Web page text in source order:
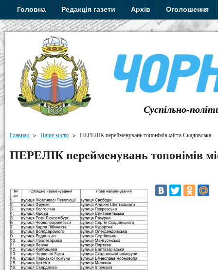
Головна Редакція газети Архів Оголошення
Суспільно-
Главная > Наше місто > ПЕРЕЛІК перейменувань топонімів міста Скадовська
ПЕРЕЛІК перейменувань топонімів